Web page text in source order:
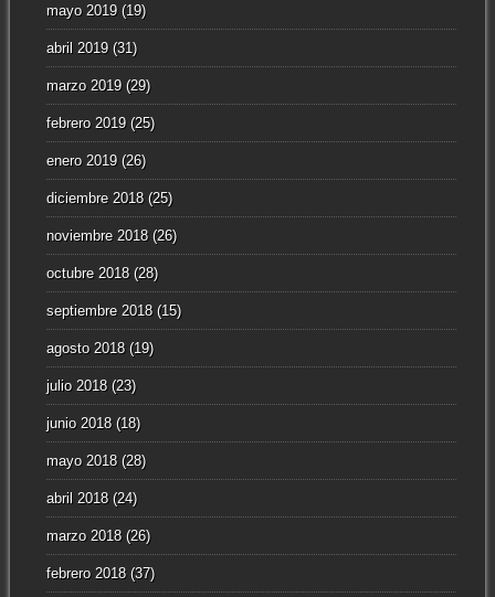
mayo 2019(19)
abril 2019(31)
marzo 2019(29)
febrero 2019(25)
enero 2019(26)
diciembre 2018(25)
noviembre 2018(26)
octubre 2018(28)
septiembre 2018(15)
agosto 2018(19)
julio 2018(23)
junio 2018(18)
mayo 2018(28)
abril 2018(24)
marzo 2018(26)
febrero 2018(37)